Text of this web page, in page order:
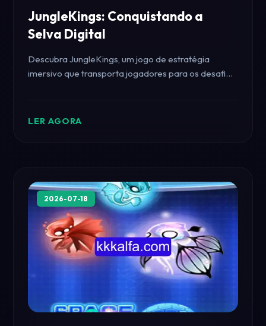
JungleKings: Conquistando a
Selva Digital
Descubra JungleKings, um jogo de estratégia
imersivo que transporta jogadores para os desafios
LER AGORA
2026-07-18